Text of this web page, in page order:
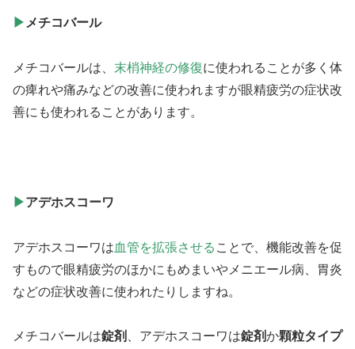
▶メチコバール
メチコバールは、 末梢神経の修復に使われることが多く体
の痺れや痛みなどの改善に使われますが眼精疲労の症状改
善にも使われることがあります。
▶アデホスコーワ
アデホスコーワは血管を拡張させる ことで、機能改善を促
すもので眼精疲労のほかにもめまいやメニエール病、胃炎
などの症状改善に使われたりしますね。
メチコバールは錠剤 、アデホスコーワは錠剤か顆粒タイプ